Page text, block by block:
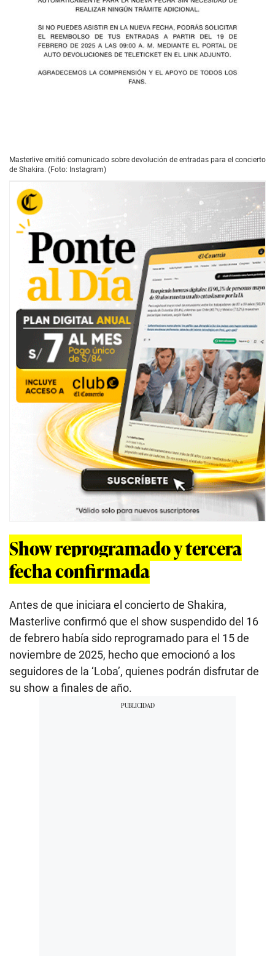
Masterlive emitió comunicado sobre devolución de entradas para el concierto
de Shakira. (Foto: Instagram)
Show reprogramado y tercera
fecha confirmada
Antes de que iniciara el concierto de Shakira,
Masterlive confirmó que el show suspendido del 16
de febrero había sido reprogramado para el 15 de
noviembre de 2025, hecho que emocionó a los
seguidores de la ‘Loba’, quienes podrán disfrutar de
su show a finales de año.